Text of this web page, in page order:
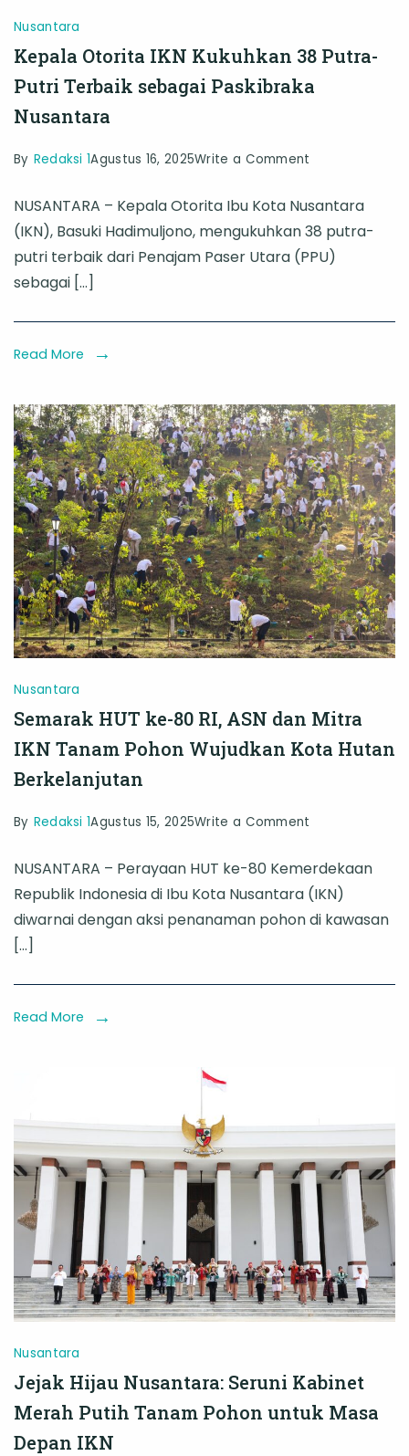
Nusantara
Kepala Otorita IKN Kukuhkan 38 Putra-
Putri Terbaik sebagai Paskibraka
Nusantara
By Redaksi 1Agustus 16, 2025Write a Comment
Otorita
IKN
Kukuhkan
Putra-
sebagai
Paskibraka
Nusantara
NUSANTARA – Kepala Otorita Ibu Kota Nusantara
(IKN), Basuki Hadimuljono, mengukuhkan 38 putra-
putri terbaik dari Penajam Paser Utara (PPU)
sebagai […]
Read More
Nusantara
Semarak HUT ke-80 RI, ASN dan Mitra
IKN Tanam Pohon Wujudkan Kota Hutan
Berkelanjutan
By Redaksi 1Agustus 15, 2025Write a Comment
HUT
ke-
ASN
Wujudkan
Kota
Hutan
Berkelanjutan
NUSANTARA – Perayaan HUT ke-80 Kemerdekaan
Republik Indonesia di Ibu Kota Nusantara (IKN)
diwarnai dengan aksi penanaman pohon di kawasan
[…]
Read More
Nusantara
Jejak Hijau Nusantara: Seruni Kabinet
Merah Putih Tanam Pohon untuk Masa
Depan IKN